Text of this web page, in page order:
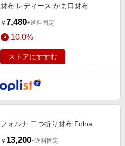
財布 レディース がま口財布
￥ 7,480+送料固定
10.0%
ストアにすすむ
フォルナ 二つ折り財布 Folna
￥ 13,200+送料固定